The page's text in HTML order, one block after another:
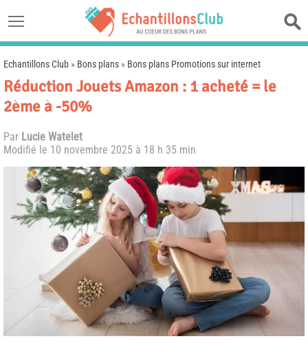
Echantillons Club » Bons plans » Bons plans Promotions sur internet
Réduction Jouets Amazon : 1 acheté = le
2ème à -50%
Par Lucie Watelet
Modifié le 10 novembre 2025 à 18 h 35 min